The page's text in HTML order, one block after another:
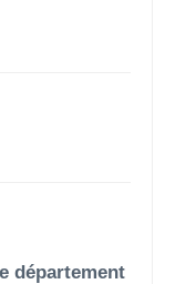
département